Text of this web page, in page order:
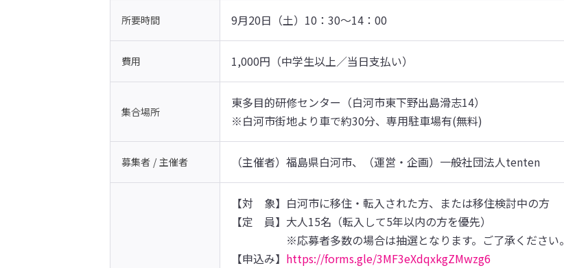
所要時間 9月20日（土）10：30～14：00
費用 1,000円（中学生以上／当日支払い）
集合場所
東多目的研修センター（白河市東下野出島滑志14）
※白河市街地より車で約30分、専用駐車場有(無料)
募集者 / 主催者 （主催者）福島県白河市、（運営・企画）一般社団法人tenten
【対　象】白河市に移住・転入された方、または移住検討中の方
【定　員】大人15名（転入して5年以内の方を優先）
※応募者多数の場合は抽選となります。ご了承ください。
【申込み】 https://forms.gle/3MF3eXdqxkgZMwzg6